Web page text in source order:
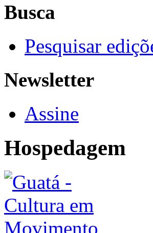
Busca
Pesquisar
Newsletter
Assine
Hospedagem